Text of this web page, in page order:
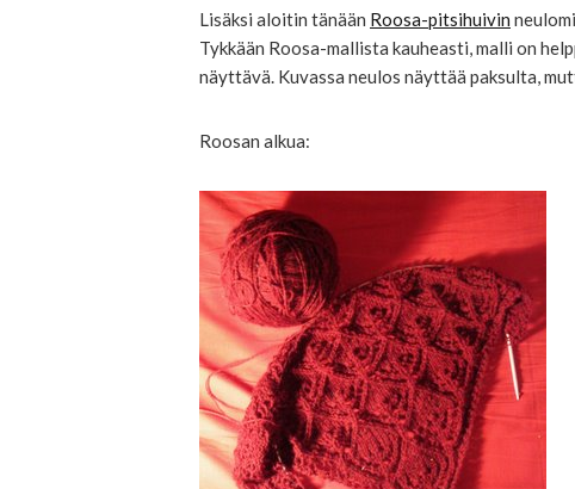
Lisäksi aloitin tänään Roosa-pitsihuivin
Tykkään Roosa-mallista kauheasti, malli on
näyttävä. Kuvassa neulos näyttää paksulta,
Roosan alkua: